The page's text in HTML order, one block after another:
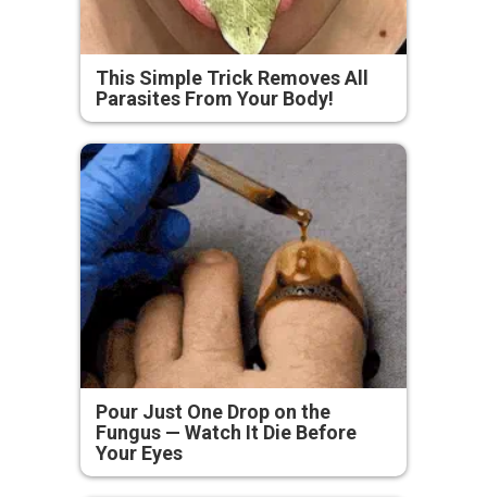
This Simple Trick Removes All
Parasites From Your Body!
Pour Just One Drop on the
Fungus — Watch It Die Before
Your Eyes